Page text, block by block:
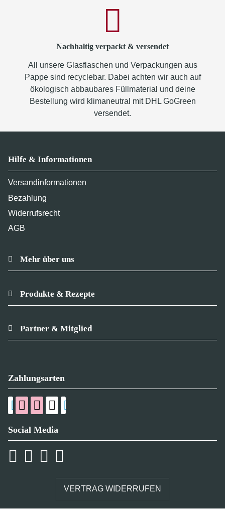
Nachhaltig verpackt & versendet
All unsere Glasflaschen und Verpackungen aus
Pappe sind recyclebar. Dabei achten wir auch auf
ökologisch abbaubares Füllmaterial und deine
Bestellung wird klimaneutral mit DHL GoGreen
versendet.
Hilfe & Informationen
Versandinformationen
Bezahlung
Widerrufsrecht
AGB
Mehr über uns
Produkte & Rezepte
Partner & Mitglied
Zahlungsarten
Social Media
VERTRAG WIDERRUFEN